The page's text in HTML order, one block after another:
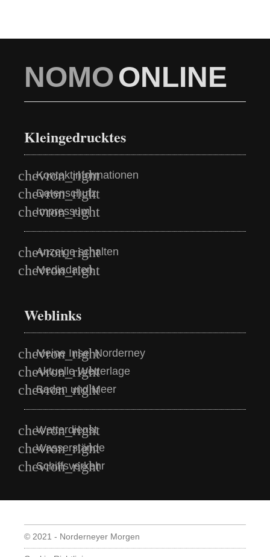
NOMOONLINE
Kleingedrucktes
Kontaktinformationen
Datenschutz
Impressum
Anzeige schalten
Mediadaten
Weblinks
Meine Insel Norderney
Aktuelle Wetterlage
Baden und Meer
Wetterdienst
Wasserstände
Schiffsverkehr
© 2021 - Norderneyer Morgen